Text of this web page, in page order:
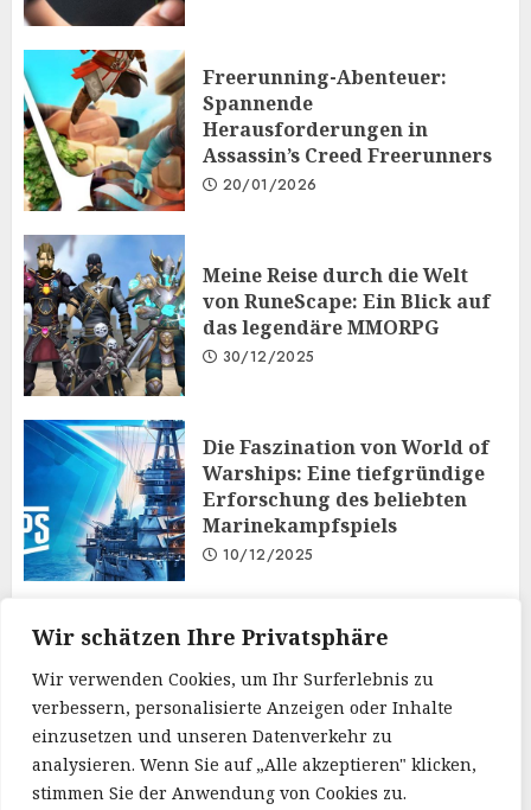
Wir schätzen Ihre Privatsphäre
Wir verwenden Cookies, um Ihr Surferlebnis zu
verbessern, personalisierte Anzeigen oder Inhalte
einzusetzen und unseren Datenverkehr zu
analysieren. Wenn Sie auf „Alle akzeptieren" klicken,
stimmen Sie der Anwendung von Cookies zu.
Freerunning-Abenteuer:
Spannende
Herausforderungen in
Assassin’s Creed Freerunners
20/01/2026
Meine Reise durch die Welt
von RuneScape: Ein Blick auf
das legendäre MMORPG
30/12/2025
Die Faszination von World of
Warships: Eine tiefgründige
Erforschung des beliebten
Marinekampfspiels
10/12/2025
Taktisches Denken und
Diplomatie: Der
Mehrspielermodus von Iron
Order 1919
19/11/2025